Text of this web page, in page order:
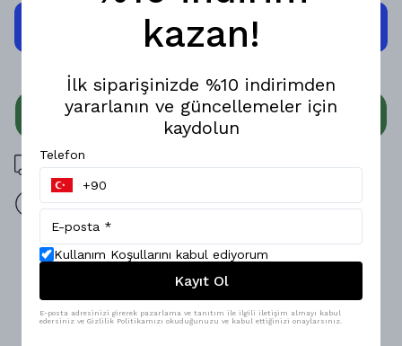
WHATSAPP
3000 TL üzeri ücretsiz kargo
14 gün içinde iade değişim
Ürün Açıklaması
Modern ve rahat tarzın anahtarı olan özel yıkamalı denim
baggy pantolon, özgün efektleriyle fark yaratır.; Baggy
kalıbı sayesinde rahat bir duruş sunarken, mükemmel
kalite kumaşıyla uzun ömürlü kullanım sağlar.; Günlük ve
kazan!
İlk siparişinizde %10 indirimden
yararlanın ve güncellemeler için
kaydolun
Telefon
Kullanım Koşullarını kabul ediyorum
Kayıt Ol
E-posta adresinizi girerek pazarlama ve tanıtım ile ilgili iletişim almayı kabul
edersiniz ve Gizlilik Politikamızı okuduğunuzu ve kabul ettiğinizi onaylarsınız.